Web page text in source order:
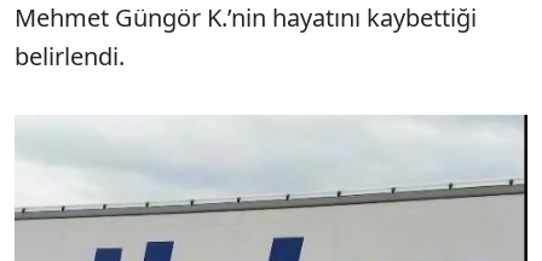
Mehmet Güngör K.’nin hayatını kaybettiği
belirlendi.